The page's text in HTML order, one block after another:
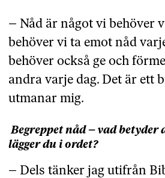
– Nåd är något vi behöver
behöver vi ta emot nåd
behöver också ge och
andra varje dag. Det är ett
utmanar mig.
Begreppet nåd – vad betyder
lägger du i ordet?
– Dels tänker jag utifrån